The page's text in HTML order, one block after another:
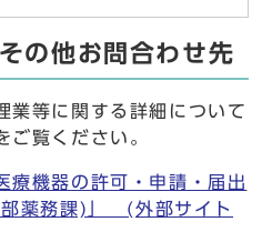
の他お問合わせ先
等に関する詳細について
ご覧ください。
療機器の許可・申請・届出
部薬務課)」 (外部サイト